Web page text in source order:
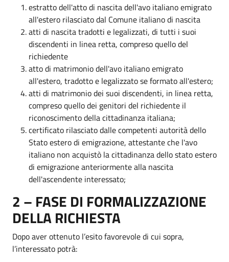
estratto dell'atto di nascita dell'avo italiano emigrato
all'estero rilasciato dal Comune italiano di nascita
atti di nascita tradotti e legalizzati, di tutti i suoi
discendenti in linea retta, compreso quello del
richiedente
atto di matrimonio dell'avo italiano emigrato
all'estero, tradotto e legalizzato se formato all'estero;
atti di matrimonio dei suoi discendenti, in linea retta,
compreso quello dei genitori del richiedente il
riconoscimento della cittadinanza italiana;
certificato rilasciato dalle competenti autorità dello
Stato estero di emigrazione, attestante che l'avo
italiano non acquistò la cittadinanza dello stato estero
di emigrazione anteriormente alla nascita
dell'ascendente interessato;
2 – FASE DI FORMALIZZAZIONE
DELLA RICHIESTA
Dopo aver ottenuto l’esito favorevole di cui sopra,
l’interessato potrà: